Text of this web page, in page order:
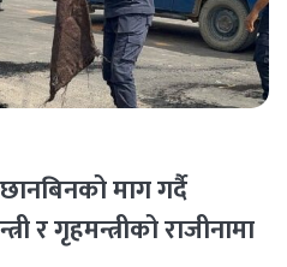
माग गर्दै
र गृहमन्त्रीको राजीनामा